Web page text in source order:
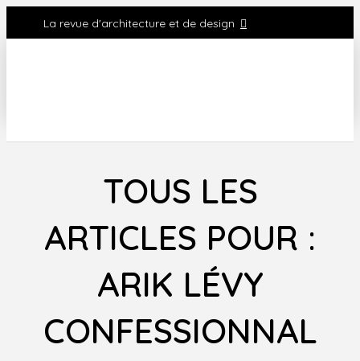
La revue d'architecture et de design
TOUS LES
ARTICLES POUR :
ARIK LÉVY
CONFESSIONNAL